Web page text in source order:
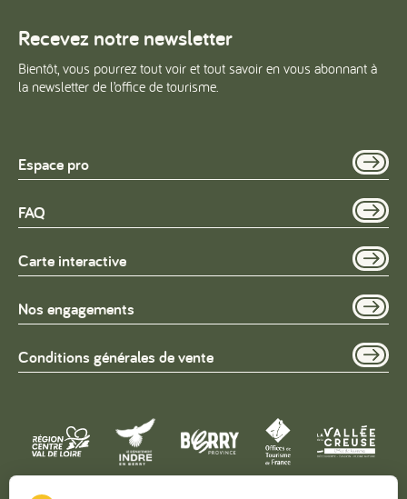
Recevez notre newsletter
Bientôt, vous pourrez tout voir et tout savoir en vous abonnant à
la newsletter de l’office de tourisme.
Espace pro
FAQ
Carte interactive
Nos engagements
Conditions générales de vente